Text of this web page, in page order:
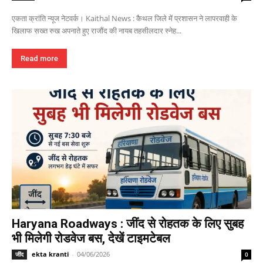
एकता क्रांति न्यूज नेटवर्क। Kaithal News : कैथल जिले में प्रशासन ने लापरवाही के
खिलाफ सख्त रुख अपनाते हुए राजौंद की नायब तहसीलदार स्नेह...
Read more
Haryana Roadways : जींद से रोहतक के लिए सुबह
भी मिलेगी रोडवेज बस, देखें टाइमटेबल
जींद ekta kranti - 04/06/2026 0